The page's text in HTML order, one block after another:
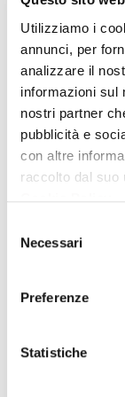
Utilizziamo i
annunci, per
analizzare il
informazioni sul
nostri partner
pubblicità e
con altre
raccolto dal suo
delNecessari
Preferenze
Statistiche
secondo
a
politici che,
tenuti a
queste. Ciò
compreso
del
civica e
cruciali
democrazia.